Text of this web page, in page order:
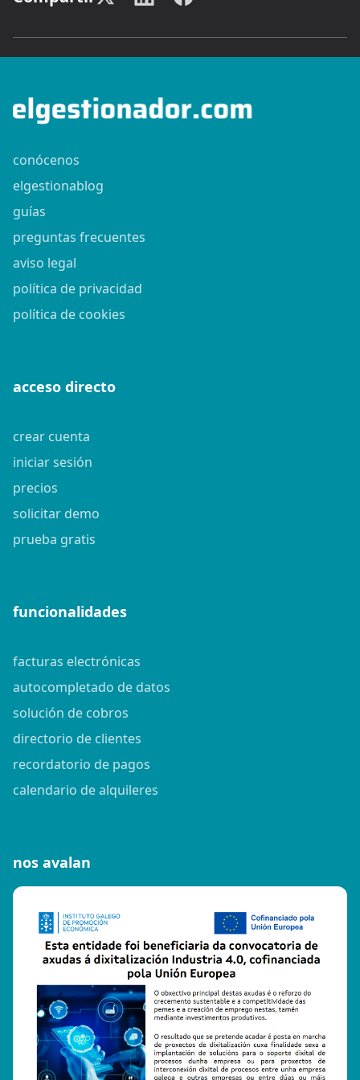
conócenos
elgestionablog
guías
preguntas frecuentes
aviso legal
política de privacidad
política de cookies
acceso directo
crear cuenta
iniciar sesión
precios
solicitar demo
prueba gratis
funcionalidades
facturas electrónicas
autocompletado de datos
solución de cobros
directorio de clientes
recordatorio de pagos
calendario de alquileres
nos avalan